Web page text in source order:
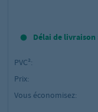
Délai de
PVC²:
Prix:
Vous économisez: